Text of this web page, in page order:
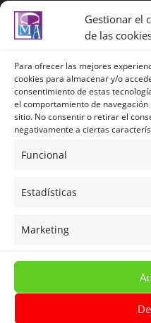
Gestionar el
de las
Para ofrecer las mejores
cookies para almacenar y/o
consentimiento de estas
el comportamiento de
sitio. No consentir o retirar el
negativamente a ciertas
Funcional
Estadísticas
Marketing
Información adicional:
información en el
dad/
Política de privacidad
Política de privacidad
Política de Cookies
Términos y Condiciones
Carrito
Tienda